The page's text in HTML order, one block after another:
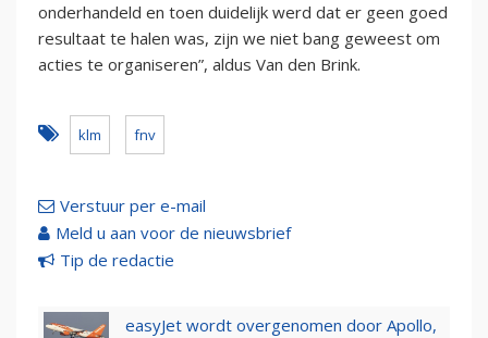
onderhandeld en toen duidelijk werd dat er geen goed
resultaat te halen was, zijn we niet bang geweest om
acties te organiseren”, aldus Van den Brink.
klm fnv
Verstuur per e-mail
Meld u aan voor de nieuwsbrief
Tip de redactie
easyJet wordt overgenomen door Apollo,